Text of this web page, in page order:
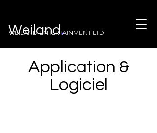
Weiland.
WEILAND ENTERTAINMENT LTD
Application &
Logiciel